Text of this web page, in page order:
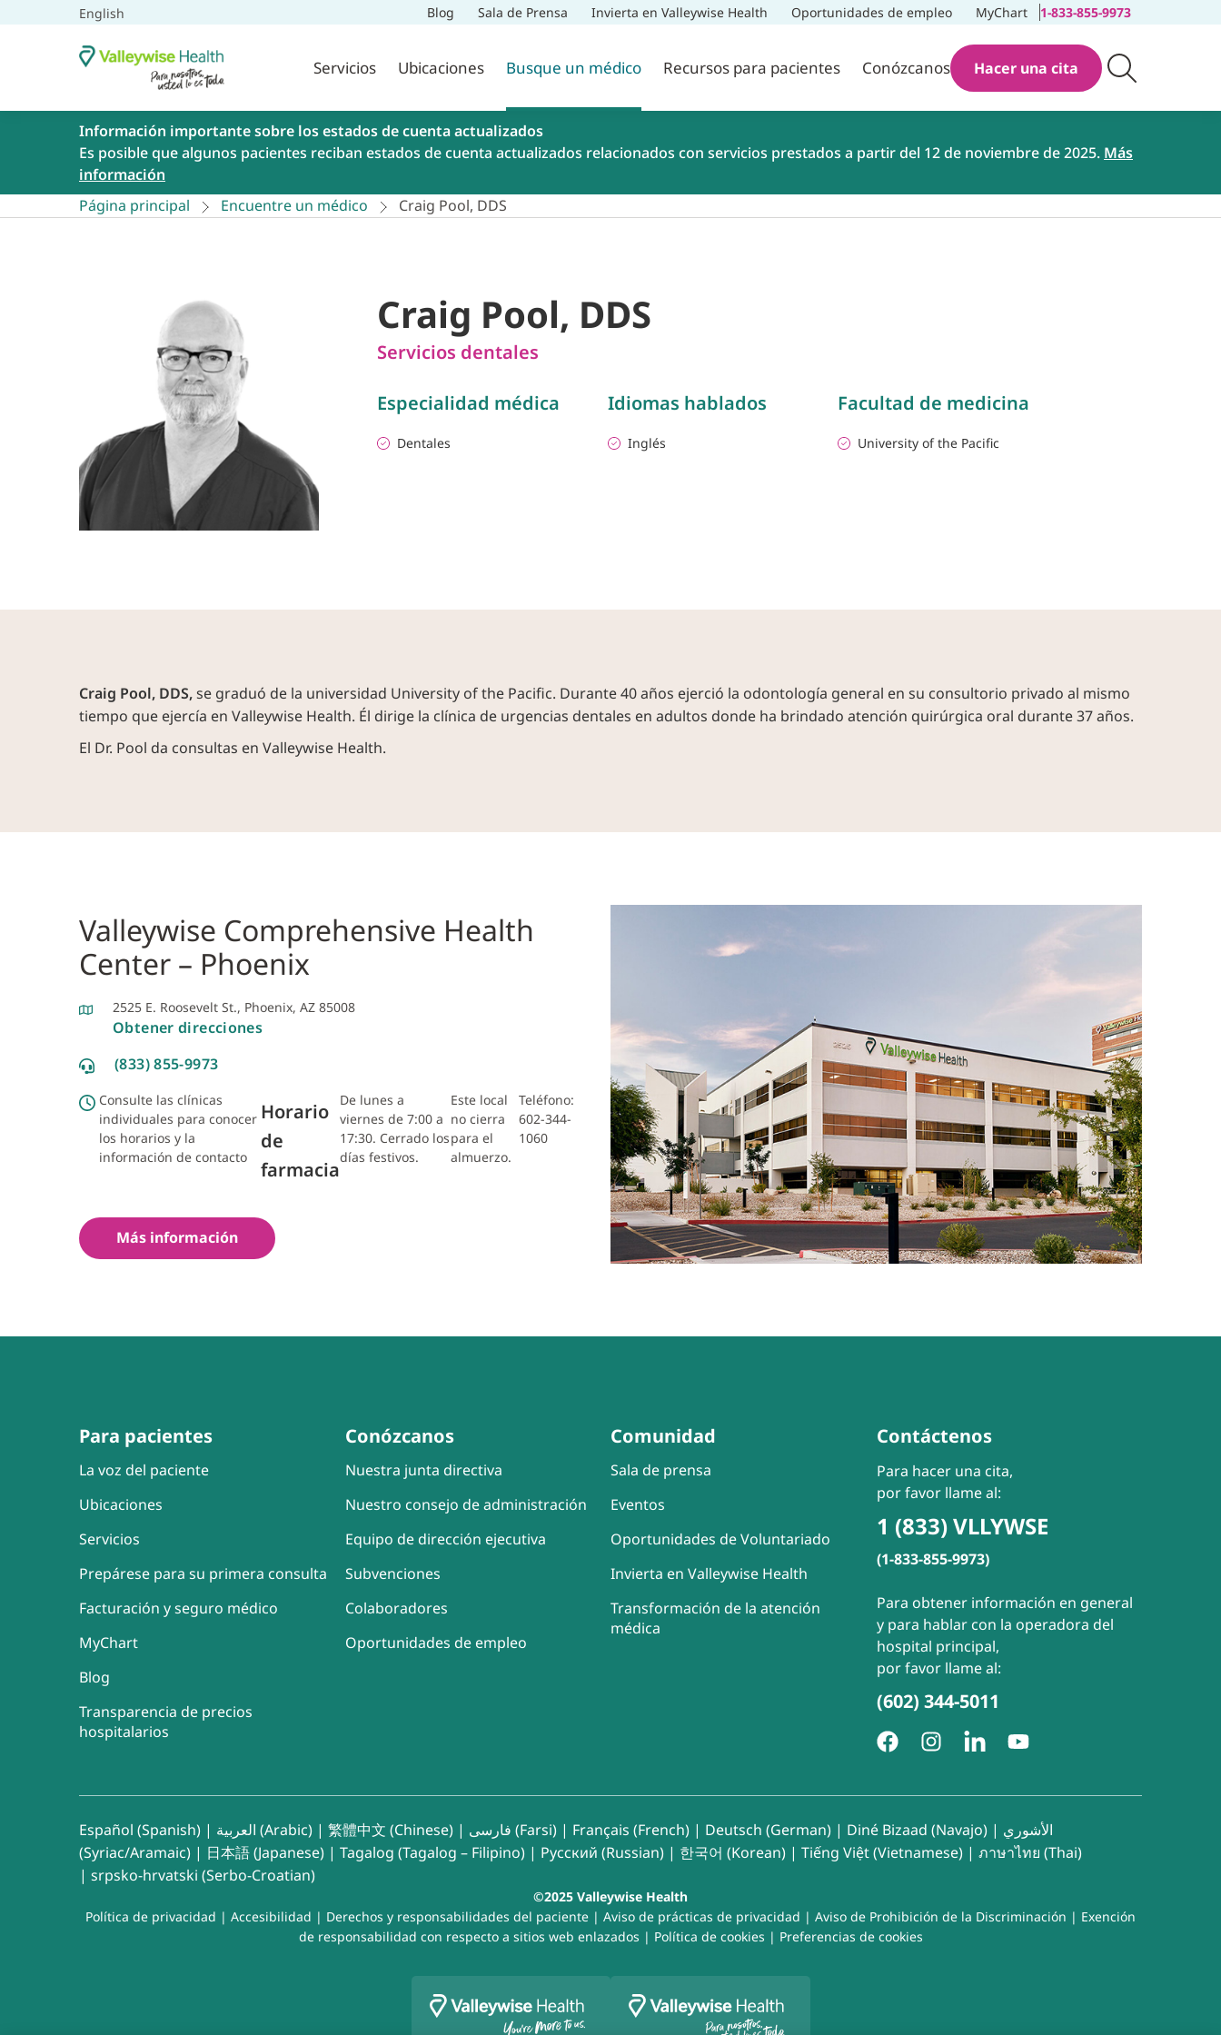
English Blog Sala de Prensa Invierta en Valleywise Health Oportunidades de empleo MyChart 1-833-855-9973
Servicios Ubicaciones Busque un médico Recursos para pacientes Conózcanos Hacer una cita
Información importante sobre los estados de cuenta actualizados
Es posible que algunos pacientes reciban estados de cuenta actualizados relacionados con servicios prestados a partir del 12 de noviembre de 2025. Más
información
Página principal
Encuentre un médico Craig Pool, DDS
Craig Pool, DDS
Servicios dentales
Especialidad médica
Dentales
Idiomas hablados
Inglés
Facultad de medicina
University of the Pacific
Craig Pool, DDS,se graduó de la universidad University of the Pacific. Durante 40 años ejerció la odontología general en su consultorio privado al mismo
tiempo que ejercía en Valleywise Health. Él dirige la clínica de urgencias dentales en adultos donde ha brindado atención quirúrgica oral durante 37 años.
El Dr. Pool da consultas en Valleywise Health.
Valleywise Comprehensive Health
Center – Phoenix
2525 E. Roosevelt St., Phoenix, AZ 85008
Obtener direcciones
(833) 855-9973
Consulte las clínicas
individuales para conocer
los horarios y la
información de contacto
Horario
de
farmacia
De lunes a
viernes de 7:00 a
17:30. Cerrado los
días festivos.
Este local
no cierra
para el
almuerzo.
Teléfono:
602-344-
1060
Más información
Para pacientes
La voz del paciente
Ubicaciones
Servicios
Prepárese para su primera consulta
Facturación y seguro médico
MyChart
Blog
Transparencia de precios
hospitalarios
Conózcanos
Nuestra junta directiva
Nuestro consejo de administración
Equipo de dirección ejecutiva
Subvenciones
Colaboradores
Oportunidades de empleo
Comunidad
Sala de prensa
Eventos
Oportunidades de Voluntariado
Invierta en Valleywise Health
Transformación de la atención
médica
Contáctenos
Para hacer una cita,
por favor llame al:
1 (833) VLLYWSE
(1-833-855-9973)
Para obtener información en general
y para hablar con la operadora del
hospital principal,
por favor llame al:
(602) 344-5011
Español (Spanish) | العربية (Arabic) | 繁體中文 (Chinese) | فارسی (Farsi) | Français (French) | Deutsch (German) | Diné Bizaad (Navajo) | الأشوري
(Syriac/Aramaic) | 日本語 (Japanese) | Tagalog (Tagalog – Filipino) | Русский (Russian) | 한국어 (Korean) | Tiếng Việt (Vietnamese) | ภาษาไทย (Thai)
| srpsko-hrvatski (Serbo-Croatian)
©2025 Valleywise Health
Política de privacidad | Accesibilidad | Derechos y responsabilidades del paciente | Aviso de prácticas de privacidad | Aviso de Prohibición de la Discriminación | Exención
de responsabilidad con respecto a sitios web enlazados | Política de cookies | Preferencias de cookies